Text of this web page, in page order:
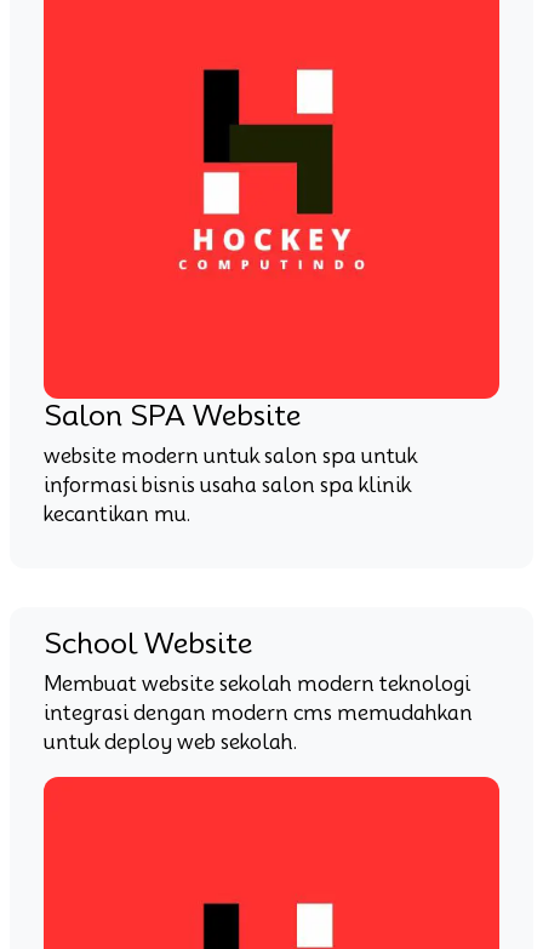
Salon SPA Website
website modern untuk salon spa untuk
informasi bisnis usaha salon spa klinik
kecantikan mu.
School Website
Membuat website sekolah modern teknologi
integrasi dengan modern cms memudahkan
untuk deploy web sekolah.